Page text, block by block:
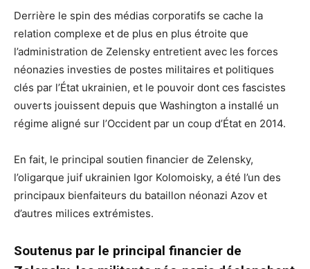
Derrière le spin des médias corporatifs se cache la
relation complexe et de plus en plus étroite que
l’administration de Zelensky entretient avec les forces
néonazies investies de postes militaires et politiques
clés par l’État ukrainien, et le pouvoir dont ces fascistes
ouverts jouissent depuis que Washington a installé un
régime aligné sur l’Occident par un coup d’État en 2014.
En fait, le principal soutien financier de Zelensky,
l’oligarque juif ukrainien Igor Kolomoisky, a été l’un des
principaux bienfaiteurs du bataillon néonazi Azov et
d’autres milices extrémistes.
Soutenus par le principal financier de